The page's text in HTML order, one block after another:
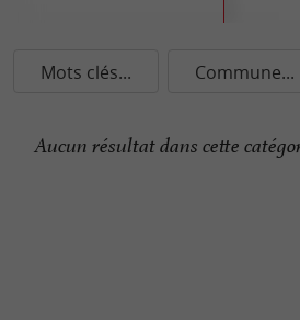
Mots clés... Commune...
Aucun résultat dans cette